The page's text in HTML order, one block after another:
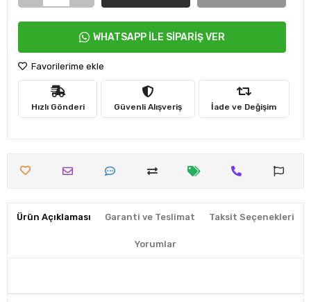
WHATSAPP İLE SİPARİŞ VER
Favorilerime ekle
Hızlı Gönderi Güvenli Alışveriş İade ve Değişim
Ürün Açıklaması Garanti ve Teslimat Taksit Seçenekleri
Yorumlar